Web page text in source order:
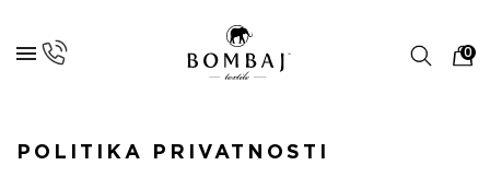
0
POLITIKA PRIVATNOSTI